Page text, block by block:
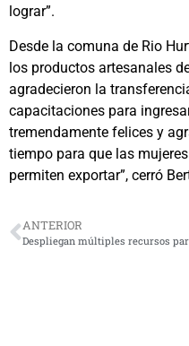
lograr”.
Desde la comuna de Rio
los productos artesanales
agradecieron la
capacitaciones para
tremendamente felices y
tiempo para que las
permiten exportar”, cerró
ANTERIOR